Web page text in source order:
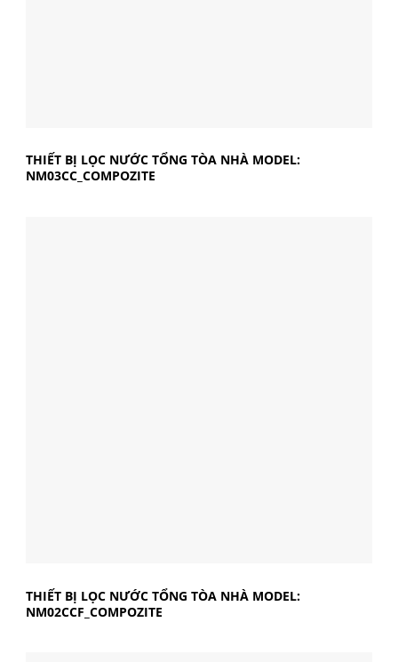
THIẾT BỊ LỌC NƯỚC TỔNG TÒA NHÀ MODEL:
NM03CC_COMPOZITE
THIẾT BỊ LỌC NƯỚC TỔNG TÒA NHÀ MODEL:
NM02CCF_COMPOZITE